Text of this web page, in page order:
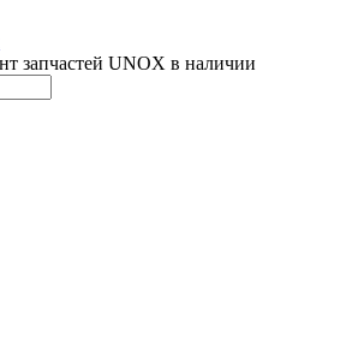
запчастей UNOX в наличии